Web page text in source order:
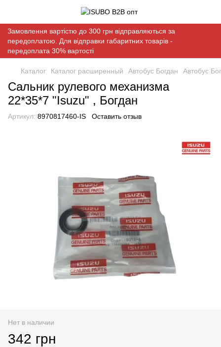
Замовлення вартістю до 300 грн відправляються за
передоплатою. Для відправки габаритних товарів -
передоплата 30% вартості
Каталог Каталог расширенный Автобус Богдан Автобус
Сальник рулевого механизма
22*35*7 "Isuzu" , Богдан
Артикул: 8970817460-IS Оставить отзыв
Нет в наличии
342 грн